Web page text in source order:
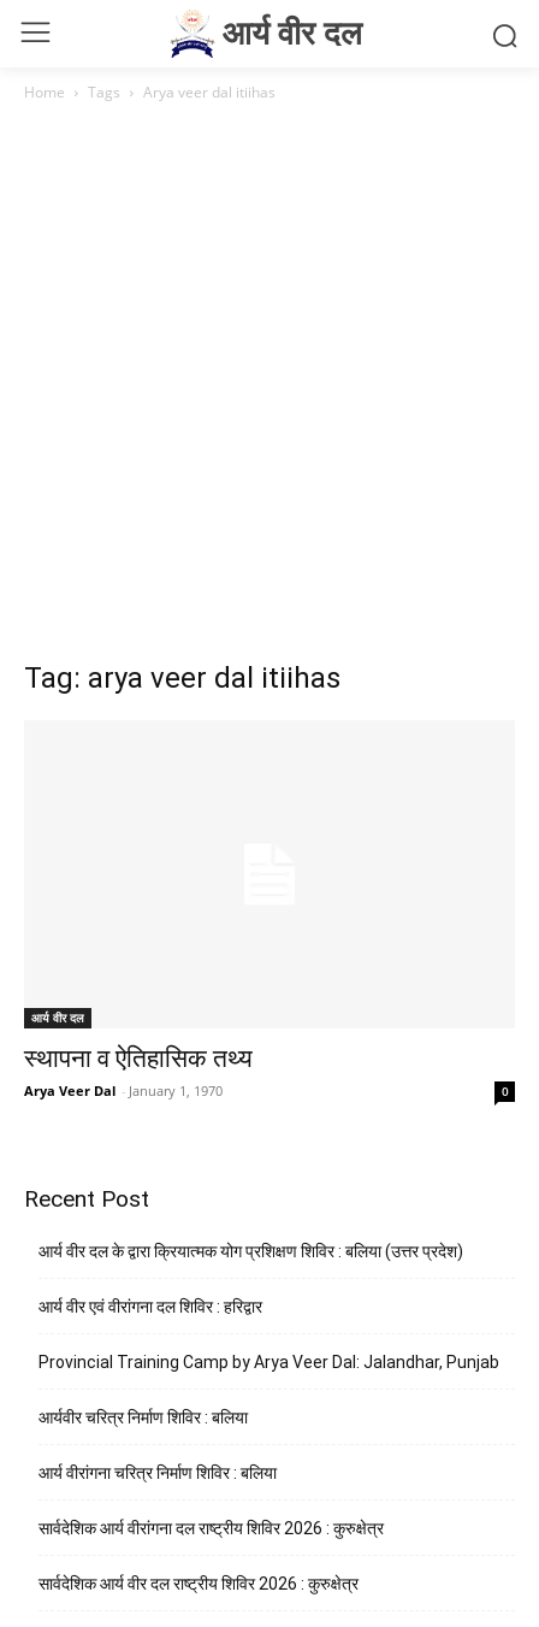
आर्य वीर दल
Home Tags Arya veer dal itiihas
Tag: arya veer dal itiihas
आर्य वीर दल
स्थापना व ऐतिहासिक तथ्य
Arya Veer Dal - January 1, 1970 0
Recent Post
आर्य वीर दल के द्वारा क्रियात्मक योग प्रशिक्षण शिविर : बलिया (उत्तर प्रदेश)
आर्य वीर एवं वीरांगना दल शिविर : हरिद्वार
Provincial Training Camp by Arya Veer Dal: Jalandhar, Punjab
आर्यवीर चरित्र निर्माण शिविर : बलिया
आर्य वीरांगना चरित्र निर्माण शिविर : बलिया
सार्वदेशिक आर्य वीरांगना दल राष्ट्रीय शिविर 2026 : कुरुक्षेत्र
सार्वदेशिक आर्य वीर दल राष्ट्रीय शिविर 2026 : कुरुक्षेत्र